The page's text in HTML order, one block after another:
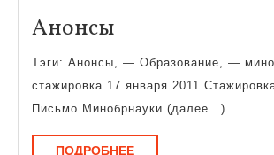
Анонсы
Тэги: Анонсы, — Образование, —
стажировка 17 января 2011
Письмо Минобрнауки (далее…)
ПОДРОБНЕЕПОДРОБНЕЕ